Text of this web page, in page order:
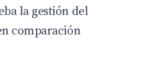
la gestión del
comparación